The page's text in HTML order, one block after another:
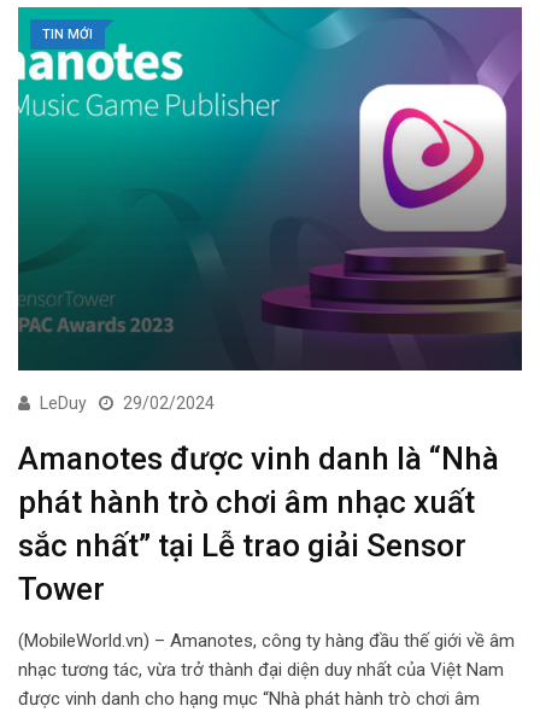
TIN MỚI
LeDuy 29/02/2024
Amanotes được vinh danh là “Nhà
phát hành trò chơi âm nhạc xuất
sắc nhất” tại Lễ trao giải Sensor
Tower
(MobileWorld.vn) – Amanotes, công ty hàng đầu thế giới về âm
nhạc tương tác, vừa trở thành đại diện duy nhất của Việt Nam
được vinh danh cho hạng mục “Nhà phát hành trò chơi âm